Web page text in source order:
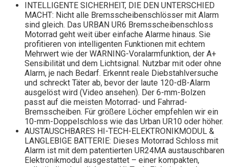
INTELLIGENTE SICHERHEIT, DIE DEN UNTERSCHIED
MACHT: Nicht alle Bremsscheibenschlösser mit Alarm
sind gleich. Das URBAN UR6 Bremsscheibenschloss
Motorrad geht weit über einfache Alarme hinaus. Sie
profitieren von intelligenten Funktionen mit echtem
Mehrwert wie der WARNING-Voralarmfunktion, der A+
Sensibilität und dem Lichtsignal. Nutzbar mit oder ohne
Alarm, je nach Bedarf. Erkennt reale Diebstahlversuche
und schreckt Täter ab, bevor der laute 120-dB-Alarm
ausgelöst wird (Video ansehen). Der 6-mm-Bolzen
passt auf die meisten Motorrad- und Fahrrad-
Bremsscheiben. Für größere Löcher empfehlen wir ein
10-mm-Doppelschloss wie das Urban UR10 oder höher.
AUSTAUSCHBARES HI-TECH-ELEKTRONIKMODUL &
LANGLEBIGE BATTERIE: Dieses Motorrad Schloss mit
Alarm ist mit dem patentierten UR24MA austauschbaren
Elektronikmodul ausgestattet – einer kompakten,